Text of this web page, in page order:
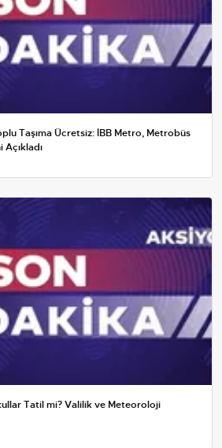
Taşıma Ücretsiz: İBB Metro, Metrobüs
Tatil mi? Valilik ve Meteoroloji